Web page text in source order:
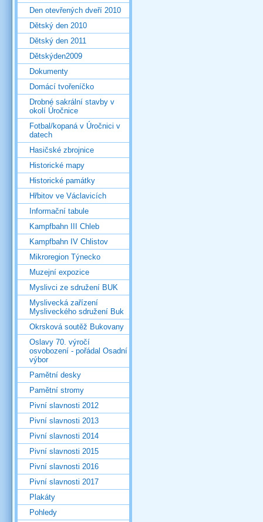
Den otevřených dveří 2010
Dětský den 2010
Dětský den 2011
Dětskýden2009
Dokumenty
Domácí tvořeníčko
Drobné sakrální stavby v
okolí Úročnice
Fotbal/kopaná v Úročnici v
datech
Hasičské zbrojnice
Historické mapy
Historické památky
Hřbitov ve Václavicích
Informační tabule
Kampfbahn III Chleb
Kampfbahn IV Chlistov
Mikroregion Týnecko
Muzejní expozice
Myslivci ze sdružení BUK
Myslivecká zařízení
Mysliveckého sdružení Buk
Okrsková soutěž Bukovany
Oslavy 70. výročí
osvobození - pořádal Osadní
výbor
Pamětní desky
Pamětní stromy
Pivní slavnosti 2012
Pivní slavnosti 2013
Pivní slavnosti 2014
Pivní slavnosti 2015
Pivní slavnosti 2016
Pivní slavnosti 2017
Plakáty
Pohledy